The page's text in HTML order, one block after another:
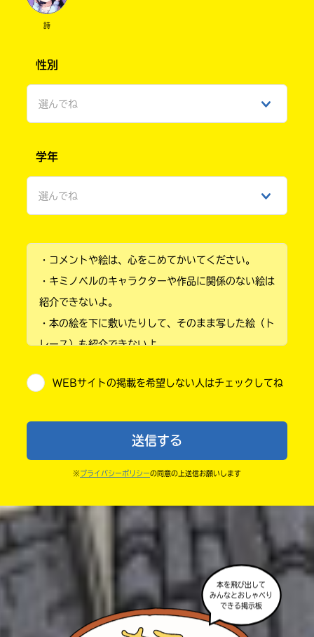
詩
性別
選んでね
ひみつ
学年
選んでね
小学2年
小学4年
小学6年
中学1年
高校生以上
・コメントや絵は、心をこめてかいてください。
・キミノベルのキャラクターや作品に関係のない絵は
紹介できないよ。
・本の絵を下に敷いたりして、そのまま写した絵（ト
レース）も紹介できないよ。
・送ってからすぐには紹介されないので、待ってて
ならないよう気をつけてね。
・キャンペーン開催中は、投稿した後の画面にバナー
・ポプラ社の宣伝物で紹介させてもらうことがある
・かき終えたら、人を傷つけていたり、個人情報をか
きこんでいたり、字がまちがっていたりしないか、読
WEBサイトの掲載を希望しない人はチェックしてね
送信する
※ プライバシーポリシーの同意の上送信お願いします
本を飛び出して
みんなとおしゃべり
できる掲示板